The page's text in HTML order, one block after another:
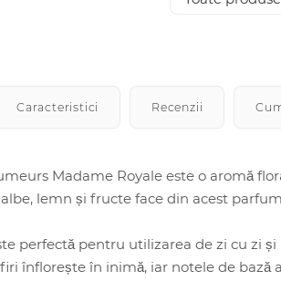
Caracteristici Recenzii
Madame Royale este o aromă
lemn și fructe face din acest
perfectă pentru utilizarea de zi cu zi
înflorește în inimă, iar notele de